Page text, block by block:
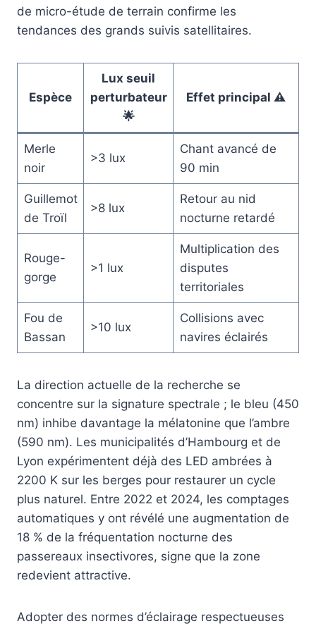
de micro-étude de terrain confirme les
tendances des grands suivis satellitaires.
Espèce
Lux seuil
perturbateur
🌟
Effet principal ⚠️
Merle
noir
>3 lux
Chant avancé de
90 min
Guillemot
de Troïl
>8 lux
Retour au nid
nocturne retardé
Rouge-
gorge
>1 lux
Multiplication des
disputes
territoriales
Fou de
Bassan
>10 lux
Collisions avec
navires éclairés
La direction actuelle de la recherche se
concentre sur la signature spectrale ; le bleu (450
nm) inhibe davantage la mélatonine que l’ambre
(590 nm). Les municipalités d’Hambourg et de
Lyon expérimentent déjà des LED ambrées à
2200 K sur les berges pour restaurer un cycle
plus naturel. Entre 2022 et 2024, les comptages
automatiques y ont révélé une augmentation de
18 % de la fréquentation nocturne des
passereaux insectivores, signe que la zone
redevient attractive.
Adopter des normes d’éclairage respectueuses